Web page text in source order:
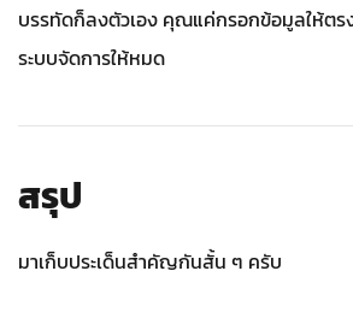
บรรทัดก็ลงตัวเอง คุณแค่กรอกข้อมูลให้ตร
ระบบจัดการให้หมด
สรุป
มาเก็บประเด็นสำคัญกันสั้น ๆ ครับ